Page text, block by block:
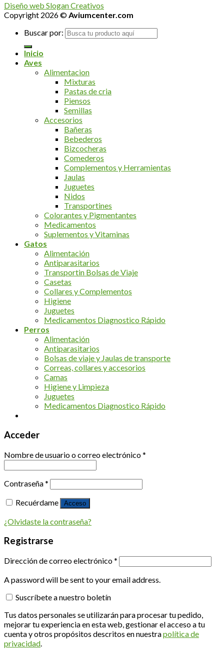
Diseño web Slogan Creativos
Copyright 2026 ©Aviumcenter.com
Buscar por:
Inicio
Aves
Alimentacion
Mixturas
Pastas de cria
Piensos
Semillas
Accesorios
Bañeras
Bebederos
Bizcocheras
Comederos
Complementos y Herramientas
Jaulas
Juguetes
Nidos
Transportines
Colorantes y Pigmentantes
Medicamentos
Suplementos y Vitaminas
Gatos
Alimentación
Antiparasitarios
Transportin Bolsas de Viaje
Casetas
Collares y Complementos
Higiene
Juguetes
Medicamentos Diagnostico Rápido
Perros
Alimentación
Antiparasitarios
Bolsas de viaje y Jaulas de transporte
Correas, collares y accesorios
Camas
Higiene y Limpieza
Juguetes
Medicamentos Diagnostico Rápido
Acceder
Nombre de usuario o correo electrónico*
Contraseña*
Recuérdame
Acceso
¿Olvidaste la contraseña?
Registrarse
Dirección de correo electrónico*
A password will be sent to your email address.
Suscríbete a nuestro boletín
Tus datos personales se utilizarán para procesar tu pedido,
mejorar tu experiencia en esta web, gestionar el acceso a tu
cuenta y otros propósitos descritos en nuestrapolítica de
privacidad.